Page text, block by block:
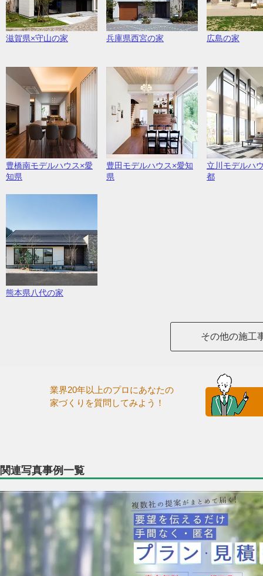
滋賀県×守山の家 兵庫県西宮の家 広島の家
豊橋南モデルハウス×愛
知県
豊田モデルハウス×愛知
県
立川モデルハ
都
熊本県八代の家
その他の施工
業界20年以上のプロにあなたの
家づくりを質問してみよう！
関連写真事例一覧